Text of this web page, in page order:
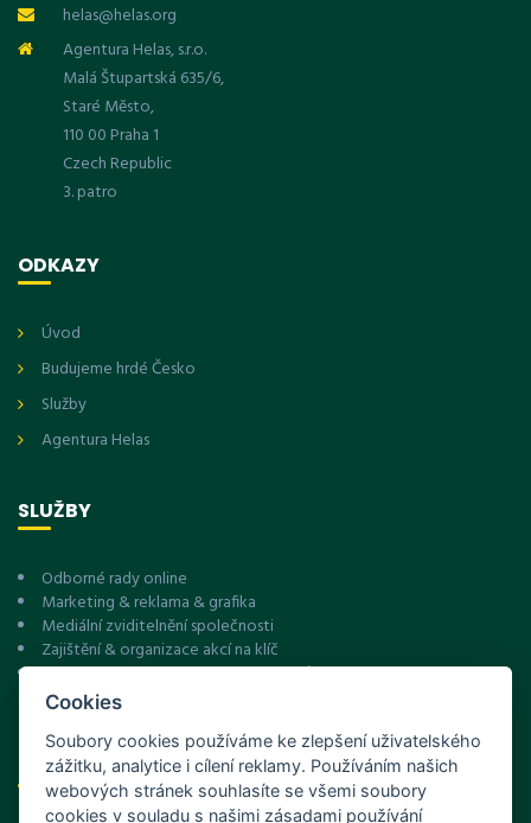
helas@helas.org
Agentura Helas, s.r.o.
Malá Štupartská 635/6,
Staré Město,
110 00 Praha 1
Czech Republic
3. patro
ODKAZY
Úvod
Budujeme hrdé Česko
Služby
Agentura Helas
SLUŽBY
Odborné rady online
Marketing & reklama & grafika
Mediální zviditelnění společnosti
Zajištění & organizace akcí na klíč
Zviditelnění v cílové skupině zákazníků prostřednictvím
společensko-odborných setkání
NOVINKY Z FACEBOOKU
Cookies
Soubory cookies používáme ke zlepšení uživatelského
zážitku, analytice i cílení reklamy. Používáním našich
webových stránek souhlasíte se všemi soubory
cookies v souladu s našimi zásadami používání